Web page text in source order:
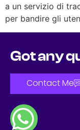
a un servizio di
per bandire gli
Got any
Contact Me